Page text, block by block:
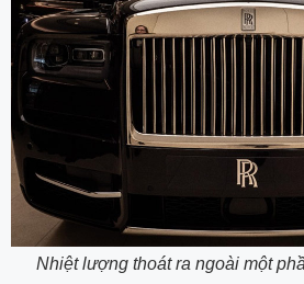
Nhiệt lượng thoát ra ngoài một